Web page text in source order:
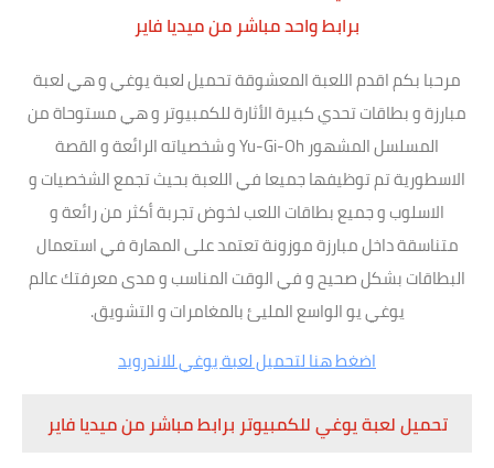
برابط واحد مباشر من ميديا فاير
مرحبا بكم اقدم اللعبة المعشوقة تحميل لعبة يوغي و هي لعبة
مبارزة و بطاقات تحدي كبيرة الأثارة للكمبيوتر و هي مستوحاة من
المسلسل المشهور Yu-Gi-Oh و شخصياته الرائعة و القصة
الاسطورية تم توظيفها جميعا في اللعبة بحيث تجمع الشخصيات و
الاسلوب و جميع بطاقات اللعب لخوض تجربة أكثر من رائعة و
متناسقة داخل مبارزة موزونة تعتمد على المهارة في استعمال
البطاقات بشكل صحيح و في الوقت المناسب و مدى معرفتك عالم
يوغي يو الواسع المليئ بالمغامرات و التشويق.
اضغط هنا لتحميل لعبة يوغي للاندرويد
تحميل لعبة يوغي للكمبيوتر برابط مباشر من ميديا فاير